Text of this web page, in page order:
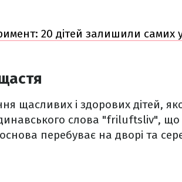
20 дітей залишили самих
щасливих і здорових дітей,
слова "friluftsliv", що
перебуває на дворі та